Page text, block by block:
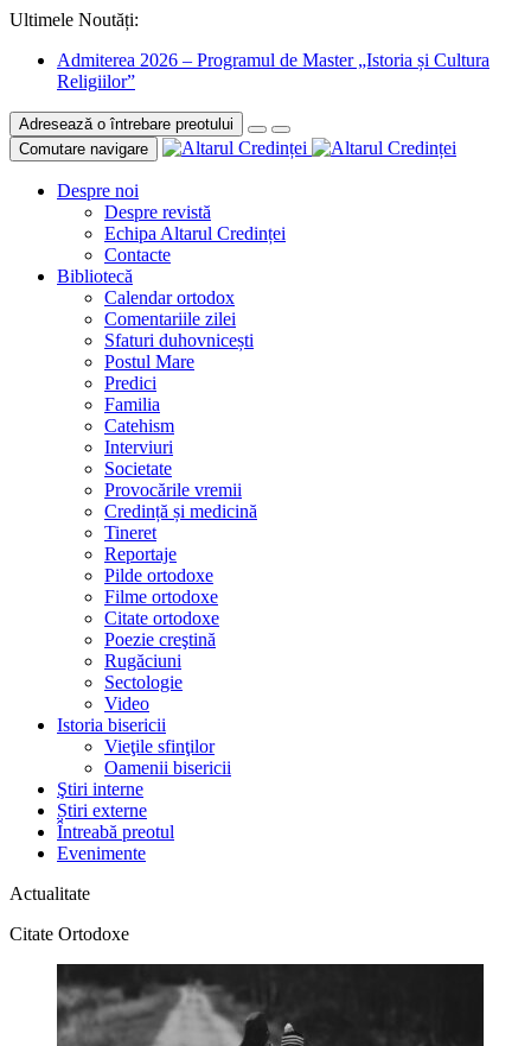
Ultimele Noutăți:
Admiterea 2026 – Programul de Master „Istoria și Cultura
Religiilor”
Adresează o întrebare preotului
Comutare navigare
Despre noi
Despre revistă
Echipa Altarul Credinței
Contacte
Bibliotecă
Calendar ortodox
Comentariile zilei
Sfaturi duhovnicești
Postul Mare
Predici
Familia
Catehism
Interviuri
Societate
Provocările vremii
Credință și medicină
Tineret
Reportaje
Pilde ortodoxe
Filme ortodoxe
Citate ortodoxe
Poezie creştină
Rugăciuni
Sectologie
Video
Istoria bisericii
Vieţile sfinţilor
Oamenii bisericii
Ştiri interne
Știri externe
Întreabă preotul
Evenimente
Actualitate
Citate Ortodoxe